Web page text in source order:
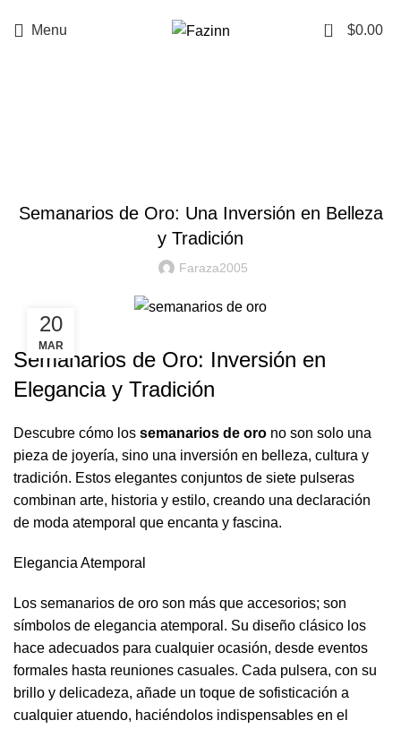
Menu 0 $0.00
Semanarios de Oro: Una Inversión en Belleza
y Tradición
Faraza2005
20
MAR
Semanarios de Oro: Inversión en
Elegancia y Tradición
Descubre cómo los semanarios de oro no son solo una
pieza de joyería, sino una inversión en belleza, cultura y
tradición. Estos elegantes conjuntos de siete pulseras
combinan arte, historia y estilo, creando una declaración
de moda atemporal que encanta y fascina.
Elegancia Atemporal
Los semanarios de oro son más que accesorios; son
símbolos de elegancia atemporal. Su diseño clásico los
hace adecuados para cualquier ocasión, desde eventos
formales hasta reuniones casuales. Cada pulsera, con su
brillo y delicadeza, añade un toque de sofisticación a
cualquier atuendo, haciéndolos indispensables en el